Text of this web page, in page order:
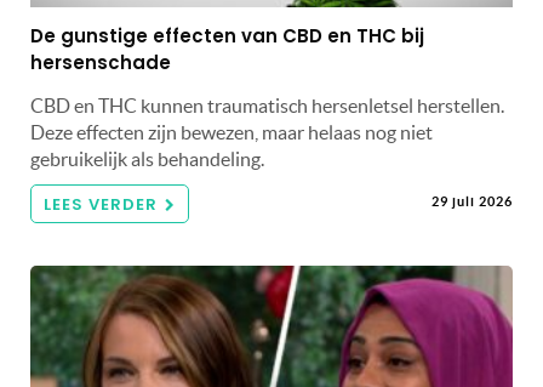
De gunstige effecten van CBD en THC bij
hersenschade
CBD en THC kunnen traumatisch hersenletsel herstellen.
Deze effecten zijn bewezen, maar helaas nog niet
gebruikelijk als behandeling.
LEES VERDER 29 juli 2026